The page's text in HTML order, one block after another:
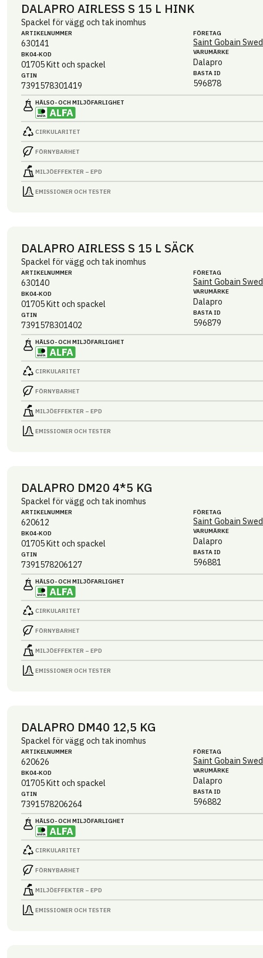
DALAPRO AIRLESS S 15 L HINK
Spackel för vägg och tak inomhus
ARTIKEL­NUMMER
630141
BK04-KOD
01705Kitt och spackel
GTIN
7391578301419
FÖRETAG
Saint Gobain
VARUMÄRKE
Dalapro
BASTA ID
596878
HÄLSO- OCH MILJÖ­FARLIGHET
CIRKULARITET
FÖRNYBARHET
MILJÖEFFEKTER – EPD
EMISSIONER OCH TESTER
DALAPRO AIRLESS S 15 L SÄCK
Spackel för vägg och tak inomhus
ARTIKEL­NUMMER
630140
BK04-KOD
01705Kitt och spackel
GTIN
7391578301402
FÖRETAG
Saint Gobain
VARUMÄRKE
Dalapro
BASTA ID
596879
HÄLSO- OCH MILJÖ­FARLIGHET
CIRKULARITET
FÖRNYBARHET
MILJÖEFFEKTER – EPD
EMISSIONER OCH TESTER
DALAPRO DM20 4*5 KG
Spackel för vägg och tak inomhus
ARTIKEL­NUMMER
620612
BK04-KOD
01705Kitt och spackel
GTIN
7391578206127
FÖRETAG
Saint Gobain
VARUMÄRKE
Dalapro
BASTA ID
596881
HÄLSO- OCH MILJÖ­FARLIGHET
CIRKULARITET
FÖRNYBARHET
MILJÖEFFEKTER – EPD
EMISSIONER OCH TESTER
DALAPRO DM40 12,5 KG
Spackel för vägg och tak inomhus
ARTIKEL­NUMMER
620626
BK04-KOD
01705Kitt och spackel
GTIN
7391578206264
FÖRETAG
Saint Gobain
VARUMÄRKE
Dalapro
BASTA ID
596882
HÄLSO- OCH MILJÖ­FARLIGHET
CIRKULARITET
FÖRNYBARHET
MILJÖEFFEKTER – EPD
EMISSIONER OCH TESTER